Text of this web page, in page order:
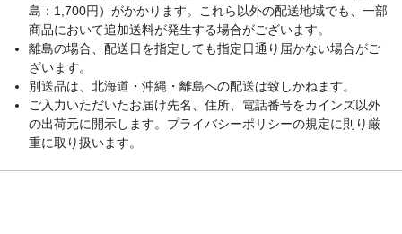
島：1,700円）がかかります。これら以外の配送地域でも、一部
商品において追加送料が発生する場合がございます。
離島の場合、配送日を指定しても指定日通り届かない場合がご
ざいます。
別送品は、北海道・沖縄・離島への配送は致しかねます。
ご入力いただいたお届け先名、住所、電話番号をカインズ以外
の出荷元に開示します。プライバシーポリシーの規定に則り厳
重に取り扱います。